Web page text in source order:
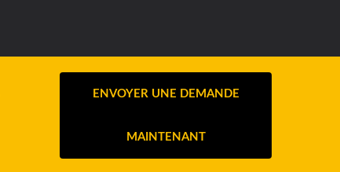
ENVOYER UNE DEMANDE
MAINTENANT